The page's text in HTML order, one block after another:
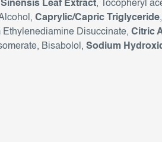
Leaf Extract, Tocopheryl
Caprylic/Capric Triglyceride
Ethylenediamine Disuccinate, Citric
Bisabolol, Sodium